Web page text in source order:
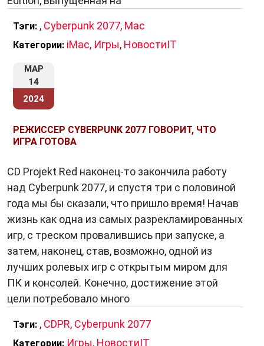
заданий, раскрывающих множество аспектов
будущего мира. От захватывающих
перестрелок и погонь до сложных ролевых
диалогов и расследований, игра обещает
разнообразное и насыщенное игровое
испытание.
Однако релиз Cyberpunk 2077 сопровождался
не только положительными отзывами.
Проблемы с производительностью на старых
недоработки вызвали недовольство игроков и
критиков. CD Projekt Red была вынуждена
приложить усилия для устранения проблем и
улучшения игрового опыта.
В заключение, Cyberpunk 2077 — это игра,
объединившая в себе амбиции разработчиков,
креативность актеров и голодные
уникальную возможность окунуться в
Тэги: , Cyberpunk 2077, Mac
Категории: iMac, Игры, НовостиIT
МАР
14
2024
РЕЖИССЕР CYBERPUNK 2077 ГОВОРИТ, ЧТО
ИГРА ГОТОВА
CD Projekt Red наконец-то закончила работу
над Cyberpunk 2077, и спустя три с половиной
года мы бы сказали, что пришло время! Начав
жизнь как одна из самых разрекламированных
игр, с треском провалившись при запуске, а
затем, наконец, став, возможно, одной из
лучших ролевых игр с открытым миром для
ПК и консолей. Конечно, достижение этой
цели потребовало много
Тэги: , CDPR, Cyberpunk 2077
Категории: Игры, НовостиIT